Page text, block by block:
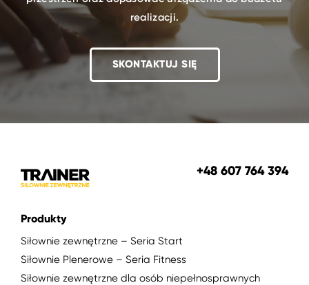
realizacji.
SKONTAKTUJ SIĘ
+48 607 764 394
Produkty
Siłownie zewnętrzne – Seria Start
Siłownie Plenerowe – Seria Fitness
Siłownie zewnętrzne dla osób niepełnosprawnych